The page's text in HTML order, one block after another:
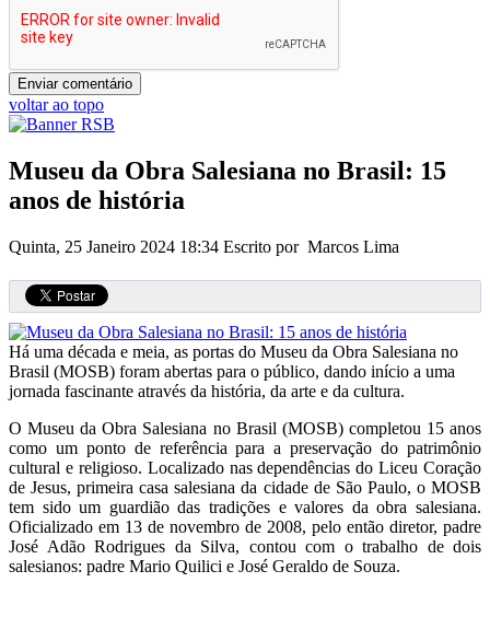
voltar ao topo
Museu da Obra Salesiana no Brasil: 15
anos de história
Quinta, 25 Janeiro 2024 18:34 Escrito por Marcos Lima
Há uma década e meia, as portas do Museu da Obra Salesiana no
Brasil (MOSB) foram abertas para o público, dando início a uma
jornada fascinante através da história, da arte e da cultura.
O Museu da Obra Salesiana no Brasil (MOSB) completou 15 anos
como um ponto de referência para a preservação do patrimônio
cultural e religioso. Localizado nas dependências do Liceu Coração
de Jesus, primeira casa salesiana da cidade de São Paulo, o MOSB
tem sido um guardião das tradições e valores da obra salesiana.
Oficializado em 13 de novembro de 2008, pelo então diretor, padre
José Adão Rodrigues da Silva, contou com o trabalho de dois
salesianos: padre Mario Quilici e José Geraldo de Souza.